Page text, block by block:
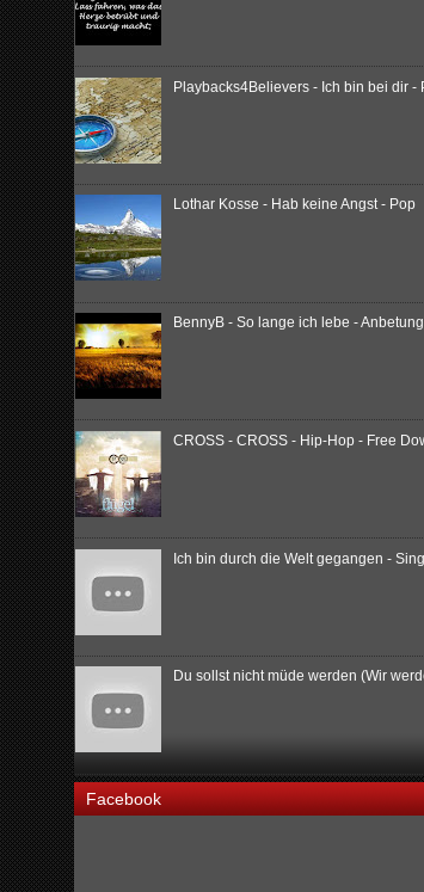
Playbacks4Believers - Ich bin bei dir -
Lothar Kosse - Hab keine Angst - Pop
BennyB - So lange ich lebe - Anbetung
CROSS - CROSS - Hip-Hop - Free
Ich bin durch die Welt gegangen -
Du sollst nicht müde werden (Wir
Facebook